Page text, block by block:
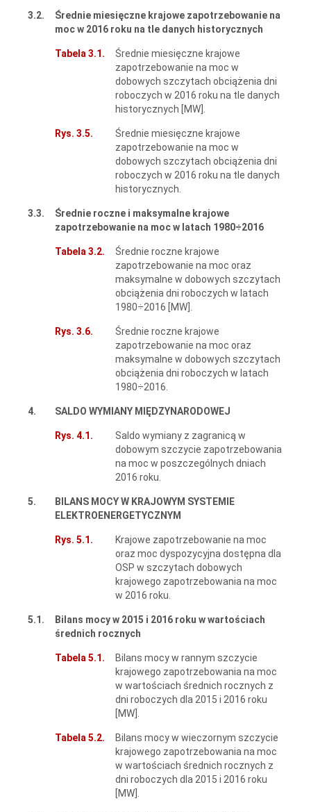
3.2.
Średnie miesięczne krajowe zapotrzebowanie na
moc w 2016 roku na tle danych historycznych
Tabela 3.1.
Średnie miesięczne krajowe
zapotrzebowanie na moc w
dobowych szczytach obciążenia dni
roboczych w 2016 roku na tle danych
historycznych [MW].
Rys. 3.5.
Średnie miesięczne krajowe
zapotrzebowanie na moc w
dobowych szczytach obciążenia dni
roboczych w 2016 roku na tle danych
historycznych.
3.3.
Średnie roczne i maksymalne krajowe
zapotrzebowanie na moc w latach 1980÷2016
Tabela 3.2.
Średnie roczne krajowe
zapotrzebowanie na moc oraz
maksymalne w dobowych szczytach
obciążenia dni roboczych w latach
1980÷2016 [MW].
Rys. 3.6.
Średnie roczne krajowe
zapotrzebowanie na moc oraz
maksymalne w dobowych szczytach
obciążenia dni roboczych w latach
1980÷2016.
4. SALDO WYMIANY MIĘDZYNARODOWEJ
Rys. 4.1.
Saldo wymiany z zagranicą w
dobowym szczycie zapotrzebowania
na moc w poszczególnych dniach
2016 roku.
5.
BILANS MOCY W KRAJOWYM SYSTEMIE
ELEKTROENERGETYCZNYM
Rys. 5.1.
Krajowe zapotrzebowanie na moc
oraz moc dyspozycyjna dostępna dla
OSP w szczytach dobowych
krajowego zapotrzebowania na moc
w 2016 roku.
5.1.
Bilans mocy w 2015 i 2016 roku w wartościach
średnich rocznych
Tabela 5.1.
Bilans mocy w rannym szczycie
krajowego zapotrzebowania na moc
w wartościach średnich rocznych z
dni roboczych dla 2015 i 2016 roku
[MW].
Tabela 5.2.
Bilans mocy w wieczornym szczycie
krajowego zapotrzebowania na moc
w wartościach średnich rocznych z
dni roboczych dla 2015 i 2016 roku
[MW].